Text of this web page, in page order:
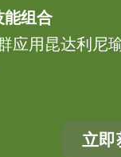
能组合
应用昆达利尼
立即